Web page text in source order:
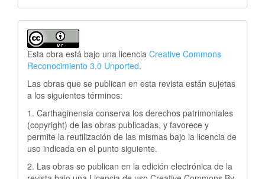
Esta obra está bajo una licencia Creative Commons
Reconocimiento 3.0 Unported.
Las obras que se publican en esta revista están sujetas
a los siguientes términos:
1. Carthaginensia conserva los derechos patrimoniales
(copyright) de las obras publicadas, y favorece y
permite la reutilización de las mismas bajo la licencia de
uso indicada en el punto siguiente.
2. Las obras se publican en la edición electrónica de la